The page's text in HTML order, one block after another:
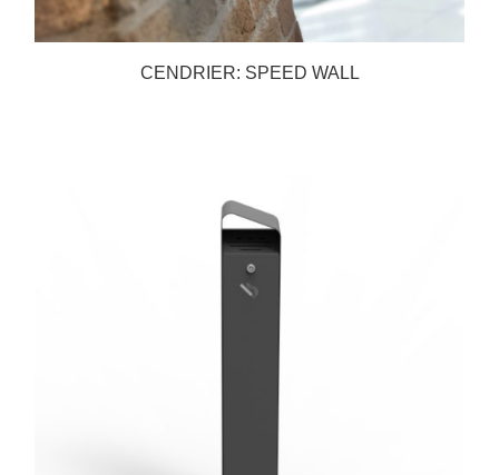
CENDRIER: SPEED WALL